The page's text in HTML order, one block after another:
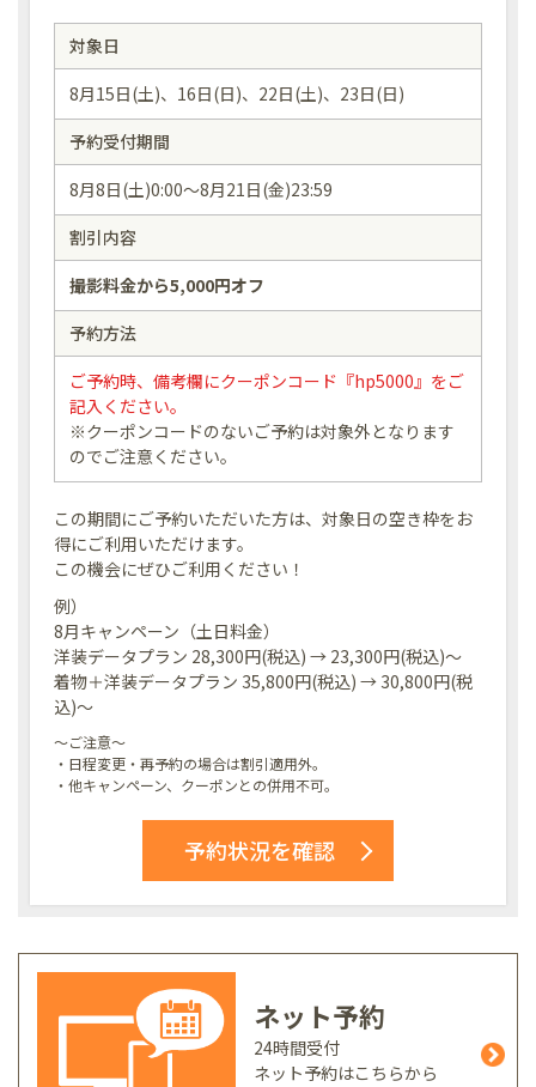
対象日
8月15日(土)、16日(日)、22日(土)、23日(日)
予約受付期間
8月8日(土)0:00～8月21日(金)23:59
割引内容
撮影料金から5,000円オフ
予約方法
ご予約時、備考欄にクーポンコード『hp5000』をご
記入ください。
※クーポンコードのないご予約は対象外となります
のでご注意ください。
この期間にご予約いただいた方は、対象日の空き枠をお
得にご利用いただけます。
この機会にぜひご利用ください！
例）
8月キャンペーン（土日料金）
洋装データプラン 28,300円(税込) → 23,300円(税込)～
着物＋洋装データプラン 35,800円(税込) → 30,800円(税
込)～
～ご注意～
・日程変更・再予約の場合は割引適用外。
・他キャンペーン、クーポンとの併用不可。
予約状況を確認
ネット予約
24時間受付
ネット予約はこちらから